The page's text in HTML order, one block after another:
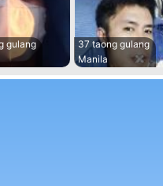
gulang
37 taong gulang
Manila